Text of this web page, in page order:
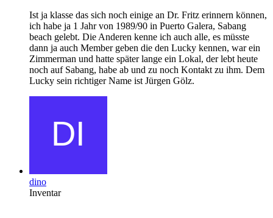
Ist ja klasse das sich noch einige an Dr. Fritz erinnern können,
ich habe ja 1 Jahr von 1989/90 in Puerto Galera, Sabang
beach gelebt. Die Anderen kenne ich auch alle, es müsste
dann ja auch Member geben die den Lucky kennen, war ein
Zimmerman und hatte später lange ein Lokal, der lebt heute
noch auf Sabang, habe ab und zu noch Kontakt zu ihm. Dem
Lucky sein richtiger Name ist Jürgen Gölz.
dino
Inventar